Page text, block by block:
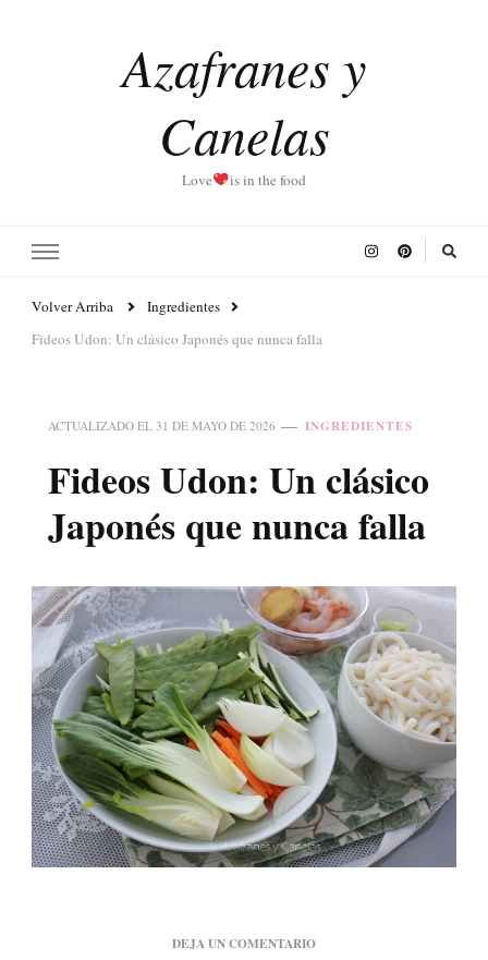
Azafranes y
Canelas
Love is in the food
Volver Arriba
Ingredientes
Fideos Udon: Un clásico Japonés que nunca falla
ACTUALIZADO EL 31 DE MAYO DE 2026 INGREDIENTES
Fideos Udon: Un clásico
Japonés que nunca falla
DEJA UN COMENTARIOEN